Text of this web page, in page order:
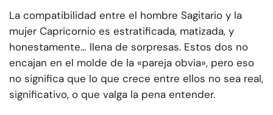
La compatibilidad entre el hombre Sagitario y la
mujer Capricornio es estratificada, matizada, y
honestamente… llena de sorpresas. Estos dos no
encajan en el molde de la «pareja obvia», pero eso
no significa que lo que crece entre ellos no sea real,
significativo, o que valga la pena entender.